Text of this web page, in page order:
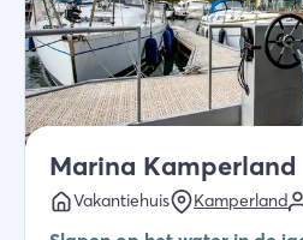
Marina Kamperland
Vakantiehuis Kamperland